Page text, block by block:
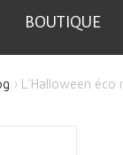
BOUTIQUE
L'Halloween éco